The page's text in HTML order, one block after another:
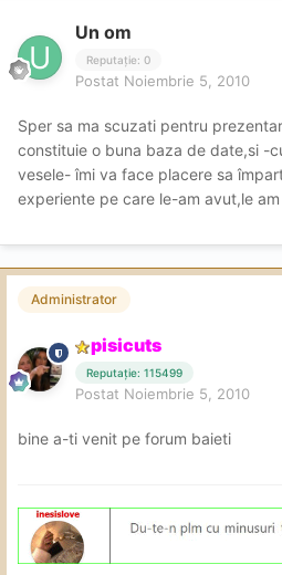
Un om
Reputație: 0
Postat Noiembrie 5, 2010
Sper sa ma scuzati pentru
constituie o buna baza de date,si -
vesele- îmi va face placere sa
experiente pe care le-am avut,le
Administrator
pisicuts
Reputație: 115499
Postat Noiembrie 5, 2010
bine a-ti venit pe forum baieti